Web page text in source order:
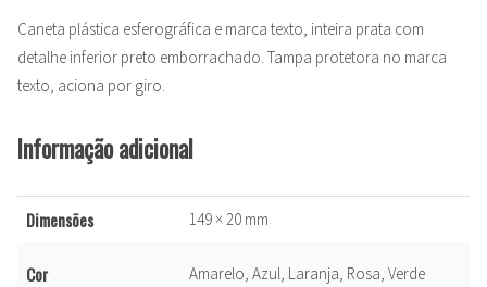
Caneta plástica esferográfica e marca texto, inteira prata com
detalhe inferior preto emborrachado. Tampa protetora no marca
texto, aciona por giro.
Informação adicional
Dimensões 149 × 20 mm
Cor Amarelo, Azul, Laranja, Rosa, Verde